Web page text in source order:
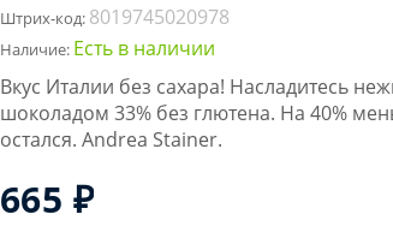
Штрих-код: 8019745020978
Наличие: Есть в наличии
Вкус Италии без сахара! Насладитесь
шоколадом 33% без глютена. На 40%
остался. Andrea Stainer.
665 ₽